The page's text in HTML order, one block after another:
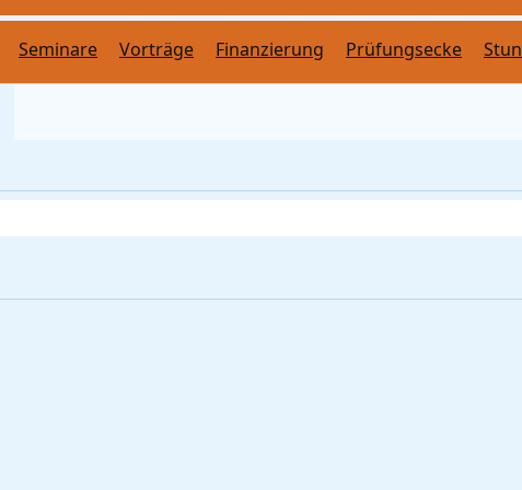
Seminare Vorträge Finanzierung Prüfungsecke